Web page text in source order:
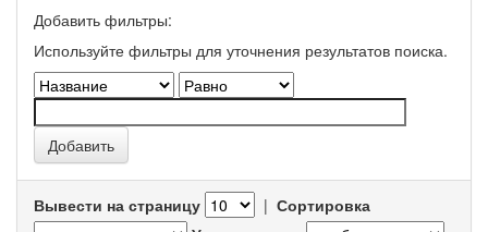
Добавить фильтры:
Используйте фильтры для уточнения результатов поиска.
Вывести на страницу | Сортировка